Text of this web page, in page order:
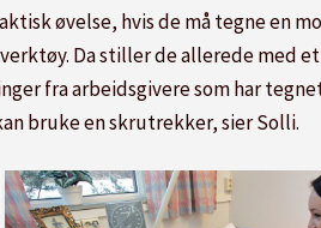
øvelse, hvis de må tegne en
Da stiller de allerede med
fra arbeidsgivere som har
bruke en skrutrekker, sier Solli.